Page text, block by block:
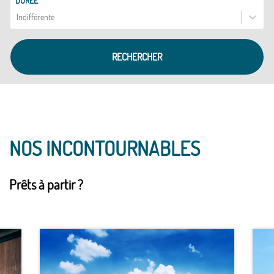
Indifférente
RECHERCHER
NOS INCONTOURNABLES
Prêts à partir ?